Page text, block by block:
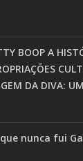
BOOP A
DA DIVA:
nunca fui